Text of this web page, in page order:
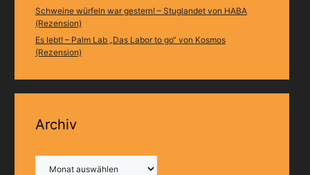
Schweine würfeln war gestern! – Stuglandet von HABA
(Rezension)
Es lebt! – Palm Lab „Das Labor to go“ von Kosmos
(Rezension)
Archiv